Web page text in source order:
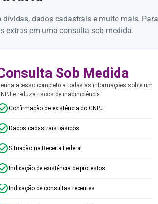
dados cadastrais e muito mais. Para
extras em uma consulta sob medida.
Sob Medida
acesso completo a todas as informações sobre um
e reduza riscos de inadimplência.
Confirmação de existência do CNPJ
Dados cadastrais básicos
Situação na Receita Federal
Indicação de existência de protestos
Indicação de consultas recentes